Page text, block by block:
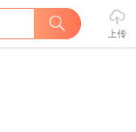
上传